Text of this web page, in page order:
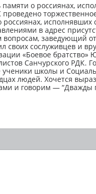
о россиянах,
проведено
в адрес
заведующий
своих сослуживцев и
«Боевое
Санчурского РДК.
школы и
людей. Хочется
и говорим — “Дважды